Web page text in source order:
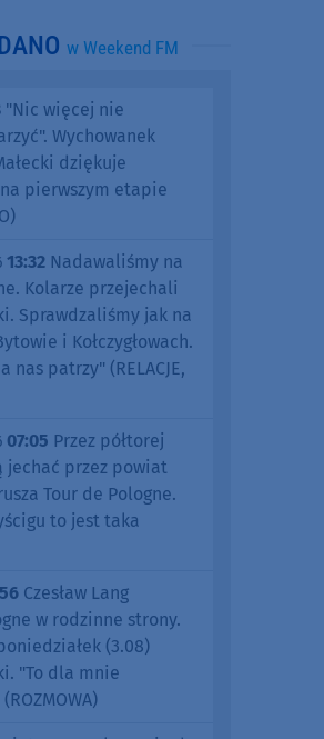
w Weekend FM
"Nic więcej nie
Wychowanek
dziękuje
pierwszym etapie
13:32 Nadawaliśmy na
Kolarze przejechali
Sprawdzaliśmy jak na
i Kołczygłowach.
nas patrzy" (RELACJE,
07:05 Przez półtorej
jechać przez powiat
Tour de Pologne.
to jest taka
Czesław Lang
w rodzinne strony.
(3.08)
"To dla mnie